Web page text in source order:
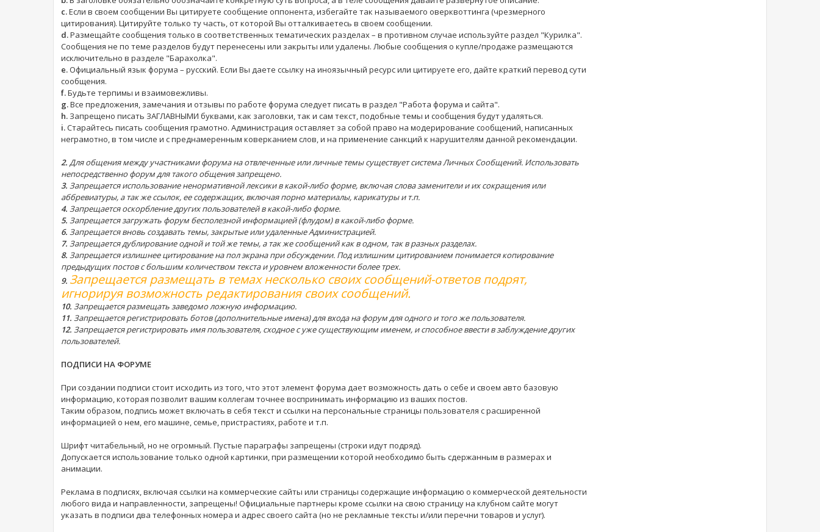
c.Если в своем сообщении Вы цитируете сообщение оппонента, избегайте так называемого оверквоттинга (чрезмерного
цитирования). Цитируйте только ту часть, от которой Вы отталкиваетесь в своем сообщении.
d.Размещайте сообщения только в соответственных тематических разделах – в противном случае используйте раздел "Курилка".
Сообщения не по теме разделов будут перенесены или закрыты или удалены. Любые сообщения о купле/продаже размещаются
исключительно в разделе "Барахолка".
e.Официальный язык форума – русский. Если Вы даете ссылку на иноязычный ресурс или цитируете его, дайте краткий перевод сути
сообщения.
f.Будьте терпимы и взаимовежливы.
g.Все предложения, замечания и отзывы по работе форума следует писать в раздел "Работа форума и сайта".
h. Запрещено писать ЗАГЛАВНЫМИ буквами, как заголовки, так и сам текст, подобные темы и сообщения будут удаляться.
i.Старайтесь писать сообщения грамотно. Администрация оставляет за собой право на модерирование сообщений, написанных
неграмотно, в том числе и с преднамеренным коверканием слов, и на применение санкций к нарушителям данной рекомендации.
2. Для общения между участниками форума на отвлеченные или личные темы существует система Личных Сообщений. Использовать
непосредственно форум для такого общения запрещено.
3. Запрещается использование ненормативной лексики в какой-либо форме, включая слова заменители и их сокращения или
аббревиатуры, а так же ссылок, ее содержащих, включая порно материалы, карикатуры и т.п.
4. Запрещается оскорбление других пользователей в какой-либо форме.
5. Запрещается загружать форум бесполезной информацией (флудом) в какой-либо форме.
6. Запрещается вновь создавать темы, закрытые или удаленные Администрацией.
7. Запрещается дублирование одной и той же темы, а так же сообщений как в одном, так в разных разделах.
8. Запрещается излишнее цитирование на пол экрана при обсуждении. Под излишним цитированием понимается копирование
предыдущих постов с большим количеством текста и уровнем вложенности более трех.
9. Запрещается размещать в темах несколько своих сообщений-ответов подрят,
игнорируя возможность редактирования своих сообщений.
10. Запрещается размещать заведомо ложную информацию.
11. Запрещается регистрировать ботов (дополнительные имена) для входа на форум для одного и того же пользователя.
12. Запрещается регистрировать имя пользователя, сходное с уже существующим именем, и способное ввести в заблуждение других
пользователей.
ПОДПИСИ НА ФОРУМЕ
При создании подписи стоит исходить из того, что этот элемент форума дает возможность дать о себе и своем авто базовую
информацию, которая позволит вашим коллегам точнее воспринимать информацию из ваших постов.
Таким образом, подпись может включать в себя текст и ссылки на персональные страницы пользователя с расширенной
информацией о нем, его машине, семье, пристрастиях, работе и т.п.
Шрифт читабельный, но не огромный. Пустые параграфы запрещены (строки идут подряд).
Допускается использование только одной картинки, при размещении которой необходимо быть сдержанным в размерах и
анимации.
Реклама в подписях, включая ссылки на коммерческие сайты или страницы содержащие информацию о коммерческой деятельности
любого вида и направленности, запрещены! Официальные партнеры кроме ссылки на свою страницу на клубном сайте могут
указать в подписи два телефонных номера и адрес своего сайта (но не рекламные тексты и/или перечни товаров и услуг).